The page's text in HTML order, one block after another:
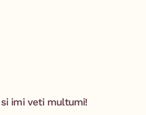
imi veti multumi!